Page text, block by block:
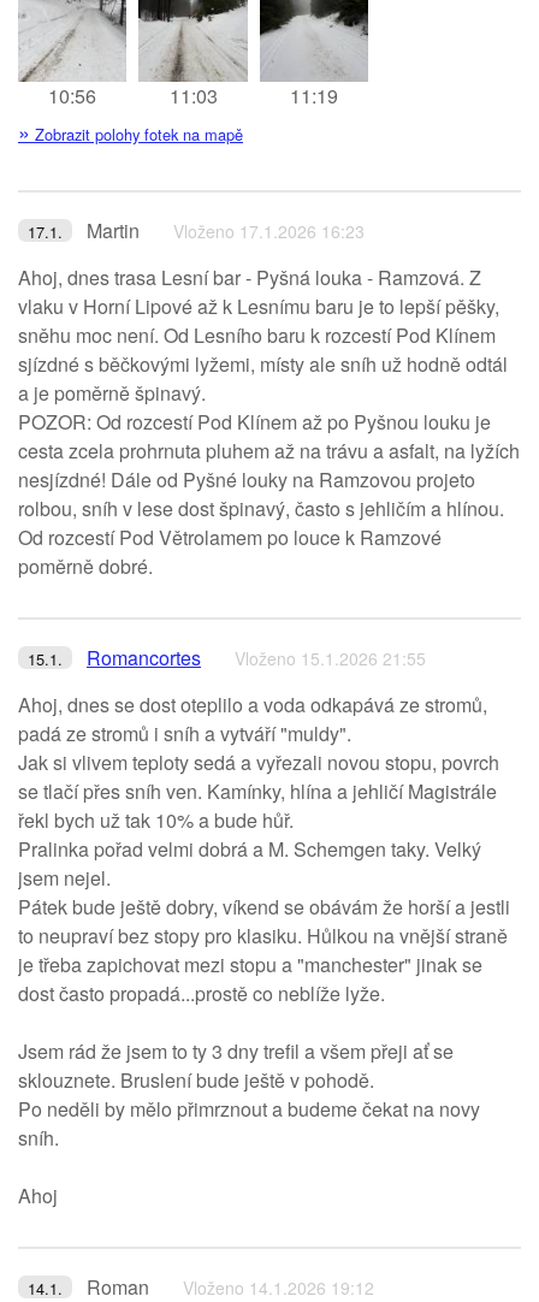
10:56 11:03 11:19
» Zobrazit polohy fotek na mapě
17.1. Martin Vloženo 17.1.2026 16:23
Ahoj, dnes trasa Lesní bar - Pyšná louka - Ramzová. Z
vlaku v Horní Lipové až k Lesnímu baru je to lepší pěšky,
sněhu moc není. Od Lesního baru k rozcestí Pod Klínem
sjízdné s běčkovými lyžemi, místy ale sníh už hodně odtál
a je poměrně špinavý.
POZOR: Od rozcestí Pod Klínem až po Pyšnou louku je
cesta zcela prohrnuta pluhem až na trávu a asfalt, na lyžích
nesjízdné! Dále od Pyšné louky na Ramzovou projeto
rolbou, sníh v lese dost špinavý, často s jehličím a hlínou.
Od rozcestí Pod Větrolamem po louce k Ramzové
poměrně dobré.
15.1. Romancortes Vloženo 15.1.2026 21:55
Ahoj, dnes se dost oteplilo a voda odkapává ze stromů,
padá ze stromů i sníh a vytváří "muldy".
Jak si vlivem teploty sedá a vyřezali novou stopu, povrch
se tlačí přes sníh ven. Kamínky, hlína a jehličí Magistrále
řekl bych už tak 10% a bude hůř.
Pralinka pořad velmi dobrá a M. Schemgen taky. Velký
jsem nejel.
Pátek bude ještě dobry, víkend se obávám že horší a jestli
to neupraví bez stopy pro klasiku. Hůlkou na vnější straně
je třeba zapichovat mezi stopu a "manchester" jinak se
dost často propadá...prostě co neblíže lyže.
Jsem rád že jsem to ty 3 dny trefil a všem přeji ať se
sklouznete. Bruslení bude ještě v pohodě.
Po neděli by mělo přimrznout a budeme čekat na novy
sníh.
Ahoj
14.1. Roman Vloženo 14.1.2026 19:12